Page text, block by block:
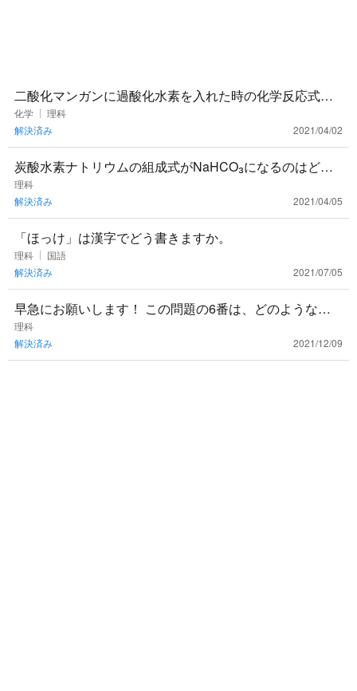
二酸化マンガンに過酸化水素を入れた時の化学反応式が
なぜあのような式になるのか分かりません…二酸化マン
ガンはどこに行ったの
化学
理科
解決済み
2021/04/02
炭酸水素ナトリウムの組成式がNaHCO₃になるのはどう
してですか？CO₃²-は価数が-2なのでNa₂H₂CO₃ではない
の
理科
解決済み
2021/04/05
「ほっけ」は漢字でどう書きますか。
理科
国語
解決済み
2021/07/05
早急にお願いします！ この問題の6番は、どのような答
えになりますか？ 回答お願いします！！
理科
解決済み
2021/12/09